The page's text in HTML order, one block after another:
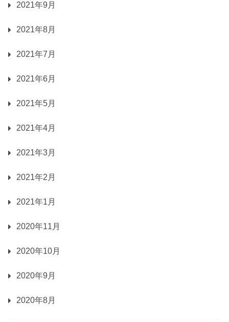
2021年9月
2021年8月
2021年7月
2021年6月
2021年5月
2021年4月
2021年3月
2021年2月
2021年1月
2020年11月
2020年10月
2020年9月
2020年8月